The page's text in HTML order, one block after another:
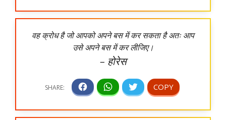
वह क्रोध है जो आपको अपने बस में कर सकता है अतः आप
उसे अपने बस में कर लीजिए।
– होरेस